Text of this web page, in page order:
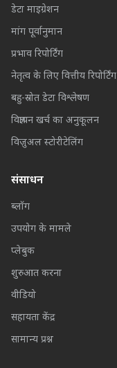
डेटा माइग्रेशन
मांग पूर्वानुमान
प्रभाव रिपोर्टिंग
नेतृत्व के लिए वित्तीय रिपोर्टिंग
बहु-स्रोत डेटा विश्लेषण
विज्ञापन खर्च का अनुकूलन
विज़ुअल स्टोरीटेलिंग
संसाधन
ब्लॉग
उपयोग के मामले
प्लेबुक
शुरुआत करना
वीडियो
सहायता केंद्र
सामान्य प्रश्न